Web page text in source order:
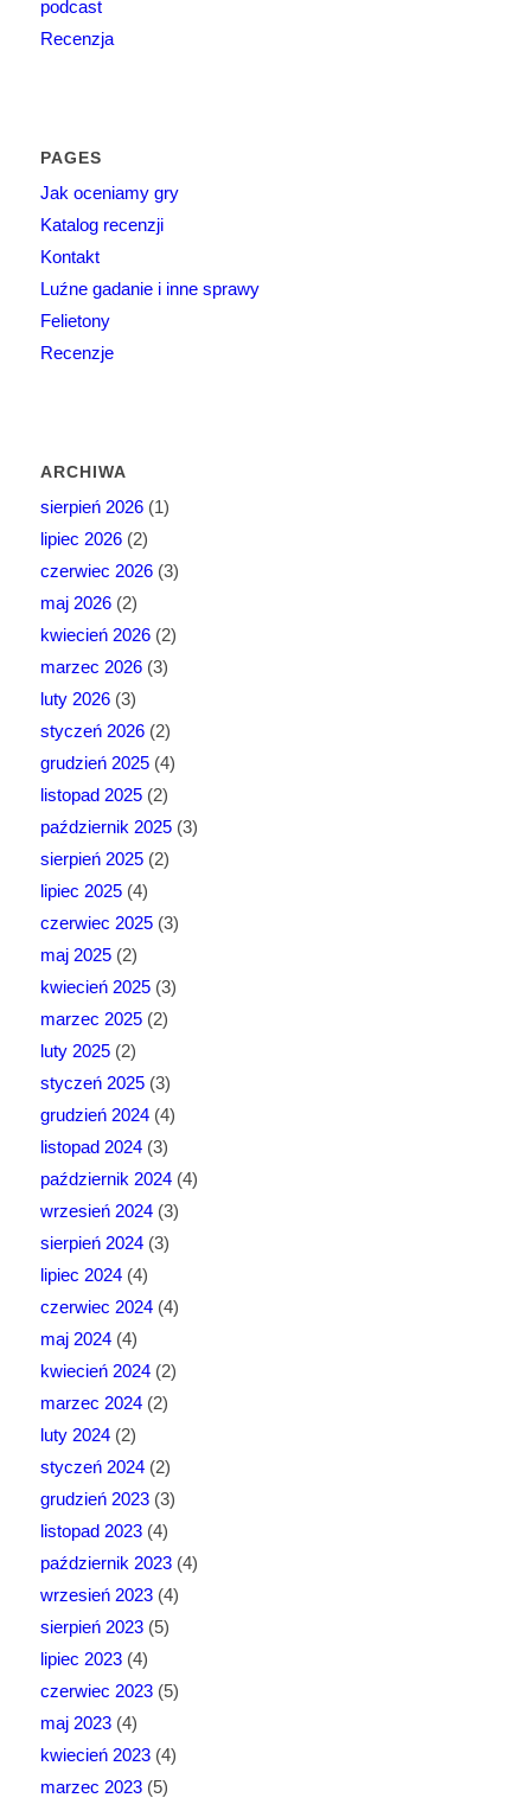
podcast
Recenzja
PAGES
Jak oceniamy gry
Katalog recenzji
Kontakt
Luźne gadanie i inne sprawy
Felietony
Recenzje
ARCHIWA
sierpień 2026(1)
lipiec 2026(2)
czerwiec 2026(3)
maj 2026(2)
kwiecień 2026(2)
marzec 2026(3)
luty 2026(3)
styczeń 2026(2)
grudzień 2025(4)
listopad 2025(2)
październik 2025(3)
sierpień 2025(2)
lipiec 2025(4)
czerwiec 2025(3)
maj 2025(2)
kwiecień 2025(3)
marzec 2025(2)
luty 2025(2)
styczeń 2025(3)
grudzień 2024(4)
listopad 2024(3)
październik 2024(4)
wrzesień 2024(3)
sierpień 2024(3)
lipiec 2024(4)
czerwiec 2024(4)
maj 2024(4)
kwiecień 2024(2)
marzec 2024(2)
luty 2024(2)
styczeń 2024(2)
grudzień 2023(3)
listopad 2023(4)
październik 2023(4)
wrzesień 2023(4)
sierpień 2023(5)
lipiec 2023(4)
czerwiec 2023(5)
maj 2023(4)
kwiecień 2023(4)
marzec 2023(5)